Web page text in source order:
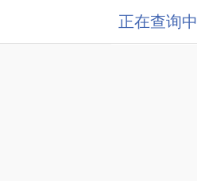
正在查询中